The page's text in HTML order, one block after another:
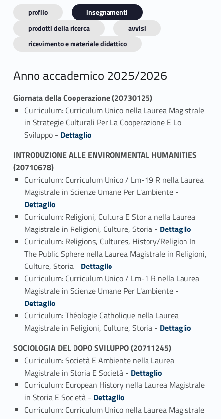
profilo
insegnamenti
prodotti della ricerca
avvisi
ricevimento e materiale didattico
Anno accademico 2025/2026
Giornata della Cooperazione (20730125)
Curriculum: Curriculum Unico nella Laurea Magistrale
in Strategie Culturali Per La Cooperazione E Lo
Sviluppo - Link identifier #identifier_person_150948-1
Dettaglio
INTRODUZIONE ALLE ENVIRONMENTAL HUMANITIES
(20710678)
Curriculum: Curriculum Unico / Lm-19 R nella Laurea
Magistrale in Scienze Umane Per L'ambiente -
Dettaglio
Curriculum: Religioni, Cultura E Storia nella Laurea
Magistrale in Religioni, Culture, Storia - Link identifier #identifier_person_191614-2
Dettaglio
Curriculum: Religions, Cultures, History/Religion In
The Public Sphere nella Laurea Magistrale in Religioni,
Culture, Storia - Link identifier #identifier_person_98753-3
Dettaglio
Curriculum: Curriculum Unico / Lm-1 R nella Laurea
Magistrale in Scienze Umane Per L'ambiente -
Dettaglio
Curriculum: Théologie Catholique nella Laurea
Magistrale in Religioni, Culture, Storia - Link identifier #identifier_person_106344-5
Dettaglio
SOCIOLOGIA DEL DOPO SVILUPPO (20711245)
Curriculum: Società E Ambiente nella Laurea
Magistrale in Storia E Società - Link identifier #identifier_person_13192-1
Dettaglio
Curriculum: European History nella Laurea Magistrale
in Storia E Società - Link identifier #identifier_person_161709-2
Dettaglio
Curriculum: Curriculum Unico nella Laurea Magistrale